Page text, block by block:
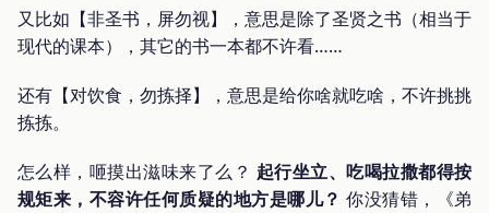
又比如【非圣书，屏勿视】，意思是除了圣贤之书（相当于
现代的课本），其它的书一本都不许看……
还有【对饮食，勿拣择】，意思是给你啥就吃啥，不许挑挑
拣拣。
怎么样，咂摸出滋味来了么？ 起行坐立、吃喝拉撒都得按
规矩来，不容许任何质疑的地方是哪儿？ 你没猜错，《弟